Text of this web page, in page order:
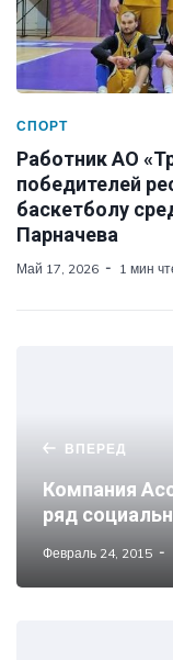
СПОРТ
Работник АО
победителей
баскетболу
Парначева
Май 17, 2026 1 мин
ВПЕРЕД
Компания
ряд
Февраль 24, 2015